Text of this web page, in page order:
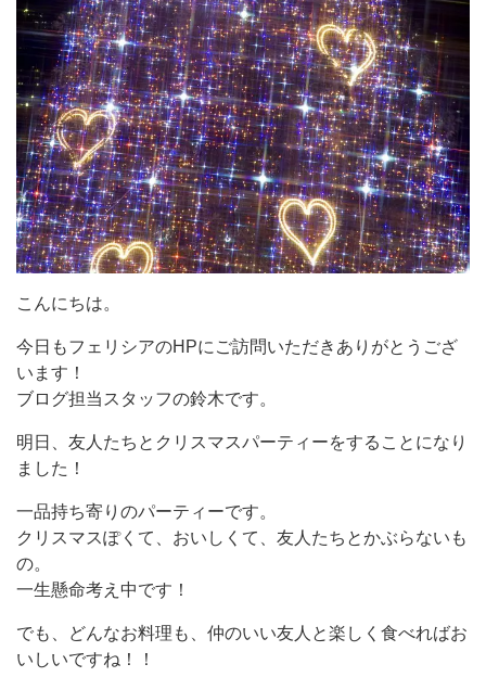
こんにちは。
今日もフェリシアのHPにご訪問いただきありがとうござ
います！
ブログ担当スタッフの鈴木です。
明日、友人たちとクリスマスパーティーをすることになり
ました！
一品持ち寄りのパーティーです。
クリスマスぽくて、おいしくて、友人たちとかぶらないも
の。
一生懸命考え中です！
でも、どんなお料理も、仲のいい友人と楽しく食べればお
いしいですね！！